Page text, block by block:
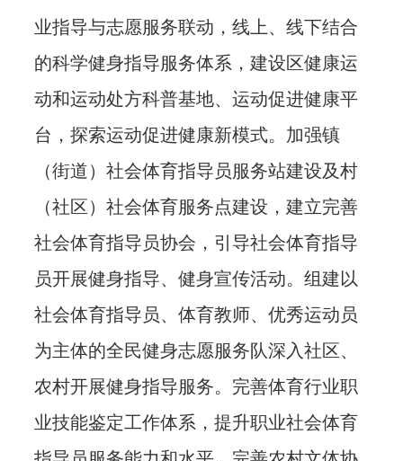
业指导与志愿服务联动，线上、线下结合
的科学健身指导服务体系，建设区健康运
动和运动处方科普基地、运动促进健康平
台，探索运动促进健康新模式。加强镇
（街道）社会体育指导员服务站建设及村
（社区）社会体育服务点建设，建立完善
社会体育指导员协会，引导社会体育指导
员开展健身指导、健身宣传活动。组建以
社会体育指导员、体育教师、优秀运动员
为主体的全民健身志愿服务队深入社区、
农村开展健身指导服务。完善体育行业职
业技能鉴定工作体系，提升职业社会体育